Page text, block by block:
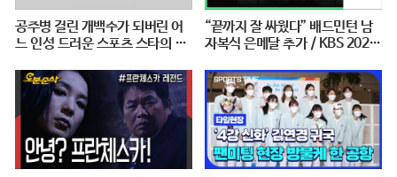
공주병 걸린 개백수가 되버린 어
느 인성 드러운 스포츠 스타의 최
“끝까지 잘 싸웠다” 배드민턴 남
자복식 은메달 추가 / KBS 2020